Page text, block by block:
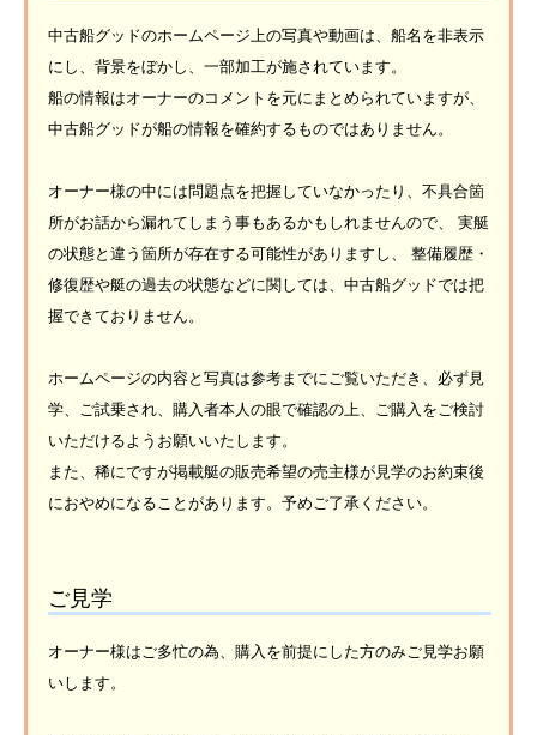
中古船グッドのホームページ上の写真や動画は、船名を非表示
にし、背景をぼかし、一部加工が施されています。
船の情報はオーナーのコメントを元にまとめられていますが、
中古船グッドが船の情報を確約するものではありません。
オーナー様の中には問題点を把握していなかったり、不具合箇
所がお話から漏れてしまう事もあるかもしれませんので、 実艇
の状態と違う箇所が存在する可能性がありますし、 整備履歴・
修復歴や艇の過去の状態などに関しては、中古船グッドでは把
握できておりません。
ホームページの内容と写真は参考までにご覧いただき、必ず見
学、ご試乗され、購入者本人の眼で確認の上、ご購入をご検討
いただけるようお願いいたします。
また、稀にですが掲載艇の販売希望の売主様が見学のお約束後
におやめになることがあります。予めご了承ください。
ご見学
オーナー様はご多忙の為、購入を前提にした方のみご見学お願
いします。